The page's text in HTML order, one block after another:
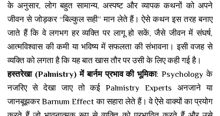
के अनुसार, लोग बहुत सामान्य, अस्पष्ट और व्यापक कथनों को अपने
जीवन से जोड़कर “बिल्कुल सही” मान लेते हैं। ऐसे कथन इस तरह बनाए
जाते हैं कि वे लगभग हर व्यक्ति पर लागू हो सकें, जैसे जीवन में संघर्ष,
आत्मविश्वास की कमी या भविष्य में सफलता की संभावना। इसी वजह से
व्यक्ति को लगता है कि यह बात खास तौर पर उसी के लिए कही गई है।
हस्तरेखा (Palmistry) में बार्नम प्रभाव की भूमिका: Psychology के
नजरिए से देखा जाए तो कई Palmistry Experts अनजाने या
जानबूझकर Barnum Effect का सहारा लेते हैं। वे ऐसे वाक्यों का प्रयोग